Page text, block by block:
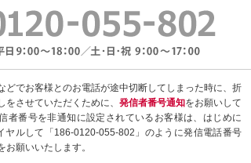
どでお客様とのお電話が途中切断してしまった時に、折
をさせていただくために、 発信者番号通知をお願いして
者番号を非通知に設定されているお客様は、はじめに
ヤルして「186-0120-055-802」のように発信電話番号
お願いいたします。